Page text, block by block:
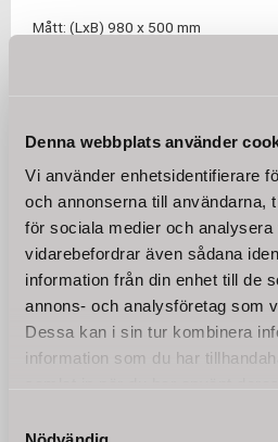
Denna webbplats använder
Vi använder enhetsidentifierare
och annonserna till användarna,
för sociala medier och
vidarebefordrar även sådana
information från din enhet till de
annons- och analysföretag som
Dessa kan i sin tur kombinera
information som du har
Mått: (LxB) 980 x 500 mm
Omdömen
Du